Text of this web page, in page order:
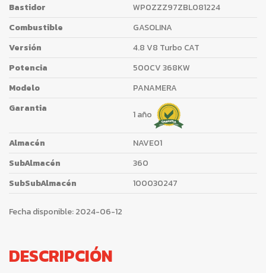
Bastidor
WP0ZZZ97ZBL081224
Combustible
GASOLINA
Versión
4.8 V8 Turbo CAT
Potencia
500CV 368KW
Modelo
PANAMERA
Garantia
1 año
Almacén
NAVE01
SubAlmacén
360
SubSubAlmacén
100030247
Fecha disponible:2024-06-12
DESCRIPCIÓN